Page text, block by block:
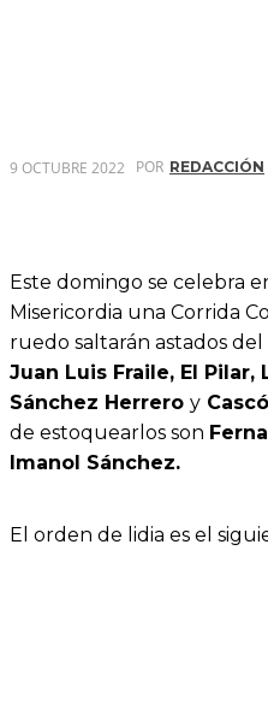
9 OCTUBRE 2022 POR REDACCIÓN
Este domingo se celebra
Misericordia una Corrida
ruedo saltarán astados
Juan Luis Fraile, El Pilar,
Sánchez Herrero y
de estoquearlos son
Imanol Sánchez.
El orden de lidia es el